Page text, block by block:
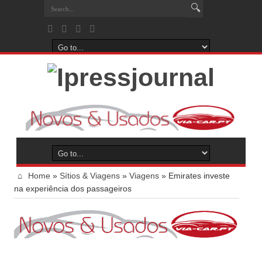
Home » Sítios & Viagens » Viagens » Emirates investe
na experiência dos passageiros